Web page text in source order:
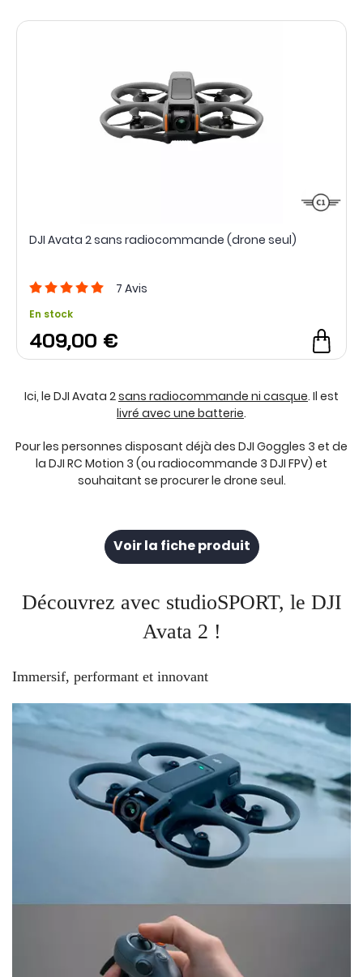
DJI Avata 2 sans radiocommande (drone seul)
7 Avis
En stock
409,00 €
Ici, le DJI Avata 2sans radiocommande ni casque. Il est
livré avec une batterie.
Pour les personnes disposant déjà des DJI Goggles 3 et de
la DJI RC Motion 3 (ou radiocommande 3 DJI FPV) et
souhaitant se procurer le drone seul.
Voir la fiche produit
Découvrez avec studioSPORT, le DJI
Avata 2 !
Immersif, performant et innovant